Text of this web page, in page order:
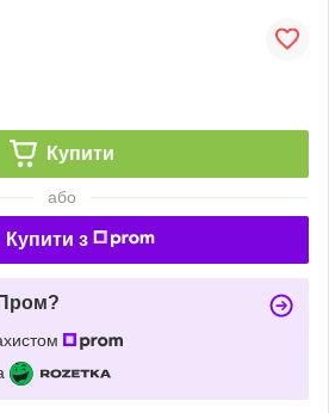
Купити
або
Купити з